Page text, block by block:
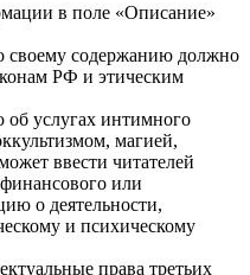
в поле «Описание»
своему содержанию должно
РФ и этическим
услугах интимного
магией,
ввести читателей
или
о деятельности,
и психическому
права третьих